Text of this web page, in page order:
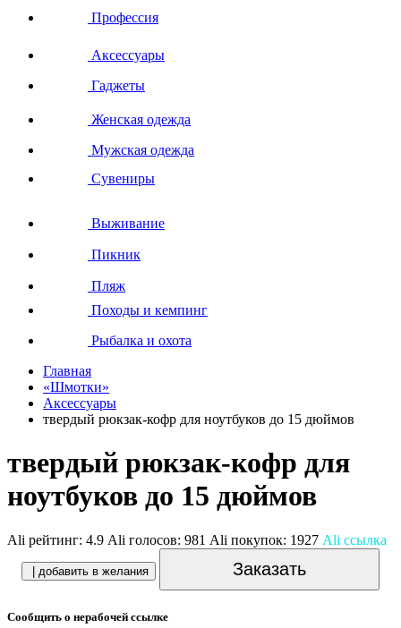
Профессия
Аксессуары
Гаджеты
Женская одежда
Мужская одежда
Сувениры
Выживание
Пикник
Пляж
Походы и кемпинг
Рыбалка и охота
Главная
«Шмотки»
Аксессуары
твердый рюкзак-кофр для ноутбуков до 15 дюймов
твердый рюкзак-кофр для
ноутбуков до 15 дюймов
Ali рейтинг: 4.9 Ali голосов: 981 Ali покупок: 1927 Ali ссылка
| добавить в желания Заказать
Сообщить о нерабочей ссылке